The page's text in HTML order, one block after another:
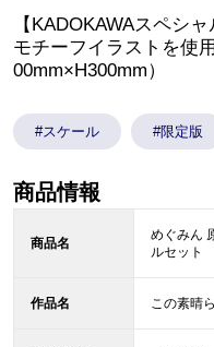
【KADOKAWAスペシ
モチーフイラストを使
00mm×H300mm）
#スケール #限定版
商品情報
商品名
めぐみん
ルセット
作品名 この素晴